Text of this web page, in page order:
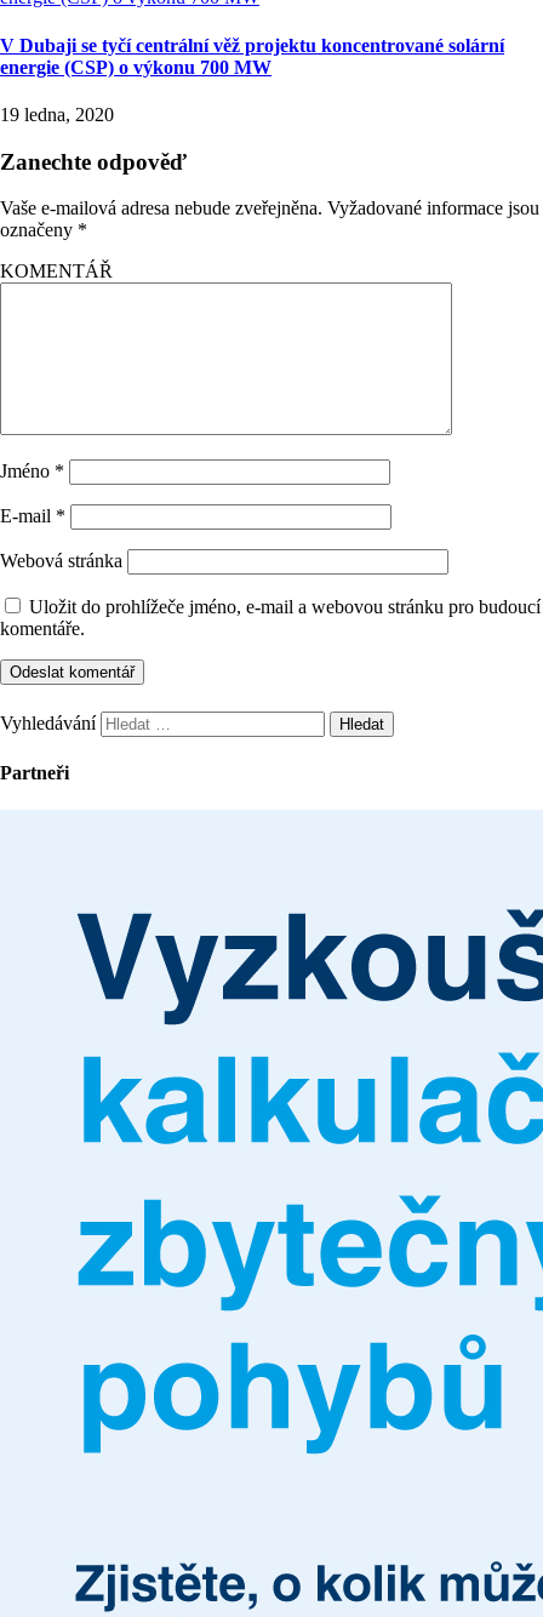
V Dubaji se tyčí centrální věž projektu koncentrované solární
energie (CSP) o výkonu 700 MW
19 ledna, 2020
Zanechte odpověď
Vaše e-mailová adresa nebude zveřejněna. Vyžadované informace jsou
označeny *
KOMENTÁŘ
Jméno *
E-mail *
Webová stránka
Uložit do prohlížeče jméno, e-mail a webovou stránku pro budoucí
komentáře.
Vyhledávání
Partneři